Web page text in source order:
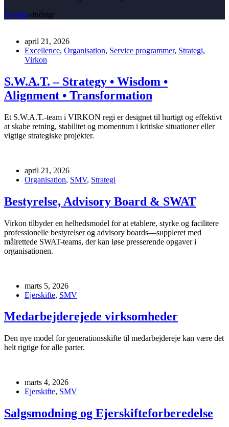
Forside Indsigt
april 21, 2026
Excellence, Organisation, Service programmer, Strategi,
Virkon
S.W.A.T. – Strategy • Wisdom •
Alignment • Transformation
Et S.W.A.T.-team i VIRKON regi er designet til hurtigt og effektivt
at skabe retning, stabilitet og momentum i kritiske situationer eller
vigtige strategiske projekter.
april 21, 2026
Organisation, SMV, Strategi
Bestyrelse, Advisory Board & SWAT
Virkon tilbyder en helhedsmodel for at etablere, styrke og facilitere
professionelle bestyrelser og advisory boards—suppleret med
målrettede SWAT-teams, der kan løse presserende opgaver i
organisationen.
marts 5, 2026
Ejerskifte, SMV
Medarbejderejede virksomheder
Den nye model for generationsskifte til medarbejdereje kan være det
helt rigtige for alle parter.
marts 4, 2026
Ejerskifte, SMV
Salgsmodning og Ejerskifteforberedelse